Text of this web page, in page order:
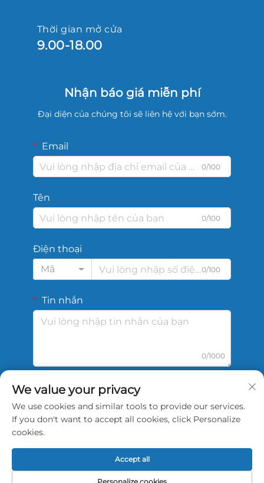
Thời gian mở cửa
9.00-18.00
Nhận báo giá miễn phí
Đại diện của chúng tôi sẽ liên hệ với bạn sớm.
Email
0/100
Tên
0/100
Điện thoại
Mã
0/100
Tin nhắn
0/1000
Gửi
Bản quyền © 2026 Công ty TNHH Công nghệ Thể
thao Trung Quốc Shengshi Thiên Tân. Bảo lưu mọi
We value your privacy
We use cookies and similar tools to provide our services.
If you don't want to accept all cookies, click Personalize
cookies.
Accept all